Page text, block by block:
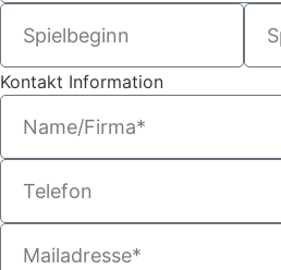
Kontakt Information